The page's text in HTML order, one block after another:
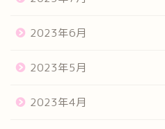
2023年6月
2023年5月
2023年4月